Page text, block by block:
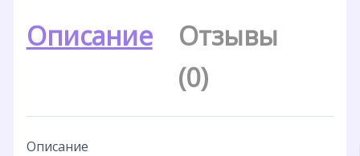
Описание
Отзывы
(0)
Описание